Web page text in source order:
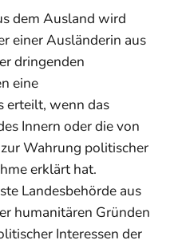
dem Ausland wird
einer Ausländerin aus
dringenden
eine
erteilt, wenn das
Innern oder die von
Wahrung politischer
erklärt hat.
Landesbehörde aus
humanitären Gründen
Interessen der